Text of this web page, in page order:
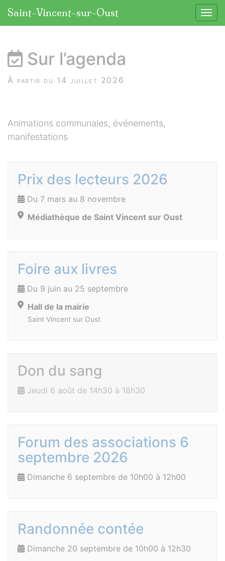
Saint-Vincent-sur-Oust
Sur l’agenda
À partir du 14 juillet 2026
Animations communales, événements,
manifestations
Prix des lecteurs 2026
Du 7 mars au 8 novembre
Médiathèque de Saint Vincent sur Oust
Foire aux livres
Du 9 juin au 25 septembre
Hall de la mairie
Saint Vincent sur Oust
Don du sang
Jeudi 6 août de 14h30 à 18h30
Forum des associations 6
septembre 2026
Dimanche 6 septembre de 10h00 à 12h00
Randonnée contée
Dimanche 20 septembre de 10h00 à 12h30
Panneau de gestion des cookies